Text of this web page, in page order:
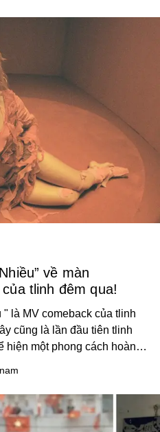
về màn
tlinh đêm qua!
là MV comeback của tlinh
cũng là lần đầu tiên tlinh
hiện một phong cách hoàn